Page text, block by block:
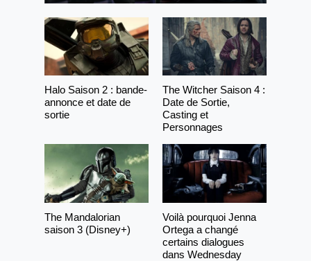
Halo Saison 2 : bande-
annonce et date de
sortie
The Witcher Saison 4 :
Date de Sortie,
Casting et
Personnages
The Mandalorian
saison 3 (Disney+)
Voilà pourquoi Jenna
Ortega a changé
certains dialogues
dans Wednesday